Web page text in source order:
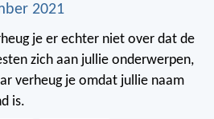
2021
je er echter niet over dat de
zich aan jullie onderwerpen,
verheug je omdat jullie naam
is.